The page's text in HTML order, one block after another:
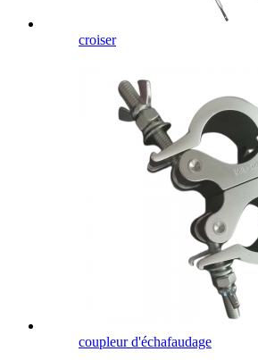
croiser
coupleur d'échafaudage